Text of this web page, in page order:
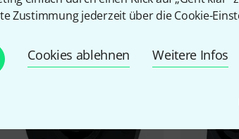
Zustimmung jederzeit über die Cookie-
Cookies ablehnen Weitere Infos